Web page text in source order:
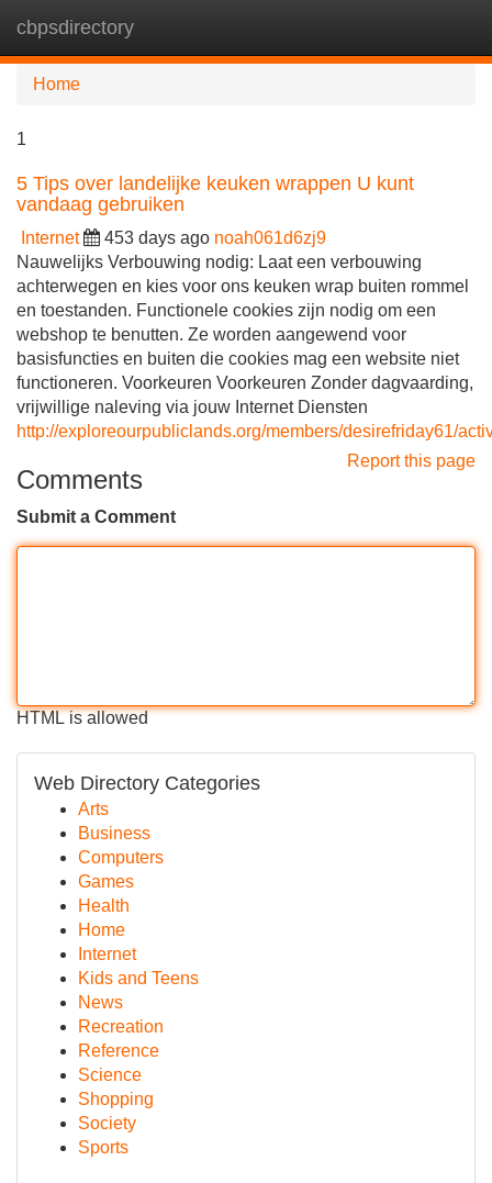
cbpsdirectory
Home
1
5 Tips over landelijke keuken wrappen U kunt
vandaag gebruiken
Internet 453 days ago noah061d6zj9
Nauwelijks Verbouwing nodig: Laat een verbouwing
achterwegen en kies voor ons keuken wrap buiten rommel
en toestanden. Functionele cookies zijn nodig om een
webshop te benutten. Ze worden aangewend voor
basisfuncties en buiten die cookies mag een website niet
functioneren. Voorkeuren Voorkeuren Zonder dagvaarding,
vrijwillige naleving via jouw Internet Diensten
http://exploreourpubliclands.org/members/desirefriday61/
Report this page
Comments
Submit a Comment
HTML is allowed
Web Directory Categories
Arts
Business
Computers
Games
Health
Home
Internet
Kids and Teens
News
Recreation
Reference
Science
Shopping
Society
Sports